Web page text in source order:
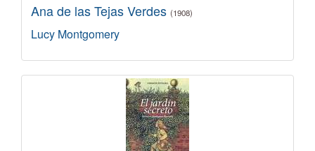
Ana de las Tejas Verdes (1908)
Lucy Montgomery